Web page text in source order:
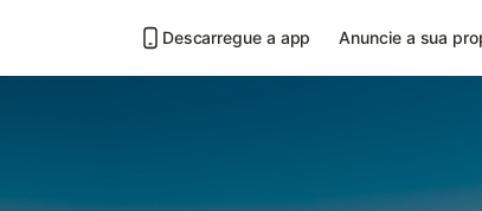
Descarregue a app Anuncie a sua